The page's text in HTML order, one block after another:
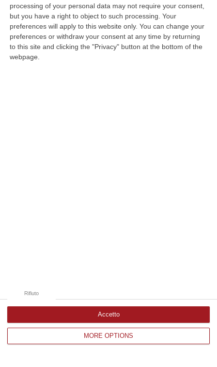
processing of your personal data may not require your consent,
but you have a right to object to such processing. Your
preferences will apply to this website only. You can change your
preferences or withdraw your consent at any time by returning
to this site and clicking the "Privacy" button at the bottom of the
webpage.
MORE OPTIONS
Rifiuto
Accetto
Vinitaly And The City A Reggio: Il Grande Abbraccio Tra Identità
Del Territorio, Storia E Cultura – FOTO
“REGGIO CALABRIA Vinitaly and the City arriva a Reggio Calabria. Dopo il
successo dell’edizione di Sibari, dove la manifestazione ha fatto s…
08 Agosto, 20:47
Corriere delle Calabria è una testata giornalistica di News&Com S.r.l